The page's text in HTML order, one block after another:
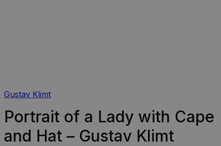
Gustav Klimt
Portrait of a Lady with Cape
and Hat – Gustav Klimt